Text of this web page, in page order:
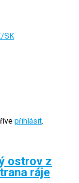
SK
přihlásit.
ostrov z
ráje